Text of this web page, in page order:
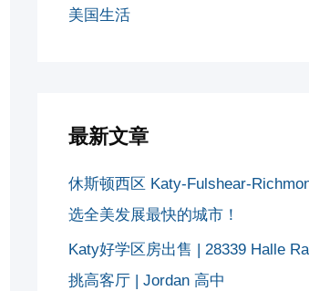
美国生活
最新文章
休斯顿西区 Katy-Fulshear-
选全美发展最快的城市！
Katy好学区房出售 | 28339 Halle
挑高客厅 | Jordan 高中